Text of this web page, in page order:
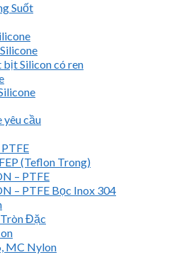
Suốt
bịt Silicon có ren
yêu cầu
(Teflon Trong)
– PTFE
– PTFE Bọc Inox 304
Đặc
MC Nylon